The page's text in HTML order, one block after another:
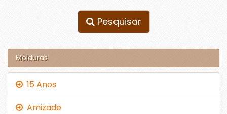
Pesquisar
Molduras
15 Anos
Amizade